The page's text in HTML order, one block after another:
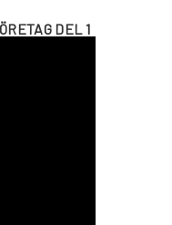
DEL 1